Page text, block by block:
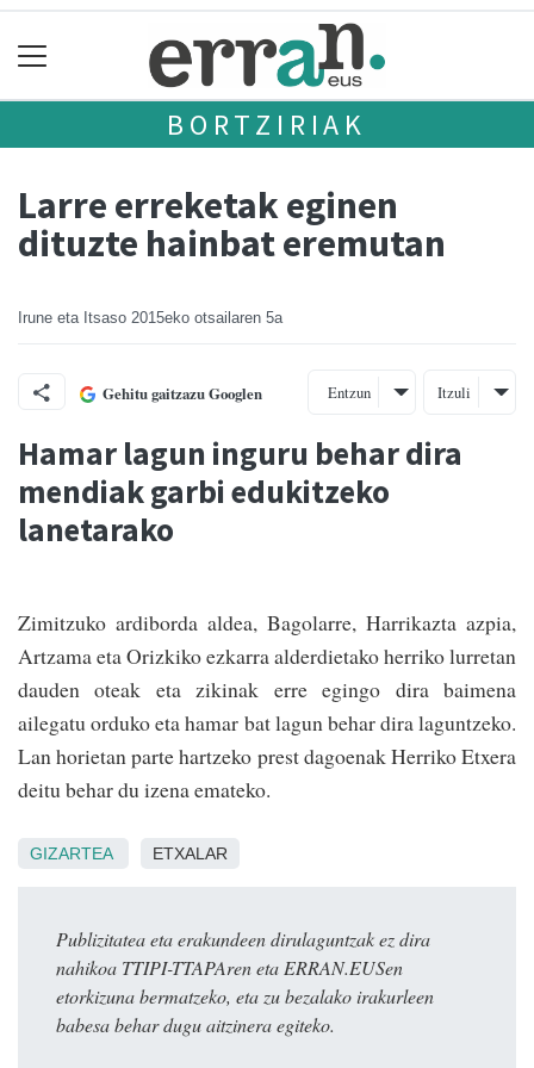
BORTZIRIAK
Larre erreketak eginen
dituzte hainbat eremutan
Irune eta Itsaso 2015eko otsailaren 5a
Gehitu gaitzazu Googlen Entzun Itzuli
Hamar lagun inguru behar dira
mendiak garbi edukitzeko
lanetarako
Zimitzuko ardiborda aldea, Bagolarre, Harri­kazta azpia,
Artzama eta Orizkiko ezkarra alderdietako herriko lurretan
dauden oteak eta zikinak erre egingo dira baimena
ailegatu orduko eta hamar bat lagun behar dira laguntzeko.
Lan horietan parte hartzeko prest dagoenak Herriko Etxera
deitu behar du izena emateko.
GIZARTEA ETXALAR
Publizitatea eta erakundeen dirulaguntzak ez dira
nahikoa TTIPI-TTAPAren eta ERRAN.EUSen
etorkizuna bermatzeko, eta zu bezalako irakurleen
babesa behar dugu aitzinera egiteko.